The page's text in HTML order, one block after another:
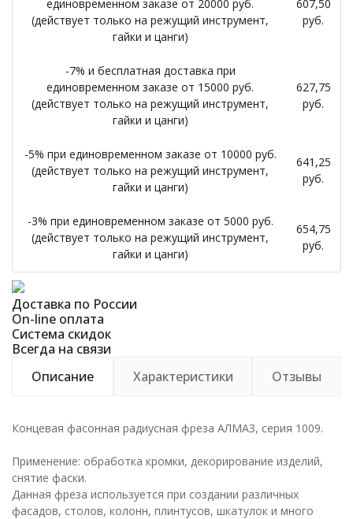
единовременном заказе от 20000 руб.
(действует только на режущий инструмент,
гайки и цанги)
607,50
руб.
-7% и бесплатная доставка при
единовременном заказе от 15000 руб.
(действует только на режущий инструмент,
гайки и цанги)
627,75
руб.
-5% при единовременном заказе от 10000 руб.
(действует только на режущий инструмент,
гайки и цанги)
641,25
руб.
-3% при единовременном заказе от 5000 руб.
(действует только на режущий инструмент,
гайки и цанги)
654,75
руб.
Доставка по России
On-line оплата
Система скидок
Всегда на связи
Описание
Характеристики Отзывы
Концевая фасонная радиусная фреза АЛМАЗ, серия 1009.
Применение: обработка кромки, декорирование изделий,
снятие фаски.
Данная фреза используется при создании различных
фасадов, столов, колонн, плинтусов, шкатулок и много